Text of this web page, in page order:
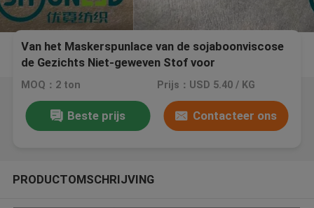
Van het Maskerspunlace van de sojaboonviscose
de Gezichts Niet-geweven Stof voor
Schoonheidsmiddelen
MOQ：2 ton Prijs：USD 5.40 / KG
Beste prijs Contacteer ons
PRODUCTOMSCHRIJVING